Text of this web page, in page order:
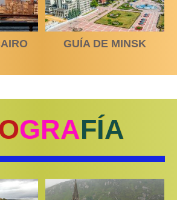
GUÍA DE MINSK
GRAFÍA